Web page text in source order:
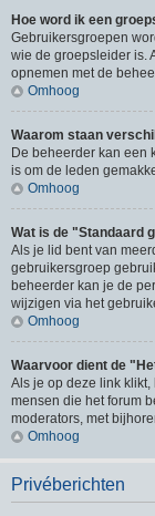
Hoe word ik een
Gebruikersgroepen
wie de groepsleider is.
opnemen met de
Omhoog
Waarom staan
De beheerder kan een
is om de leden
Omhoog
Wat is de "Standaard
Als je lid bent van
gebruikersgroep
beheerder kan je de
wijzigen via het
Omhoog
Waarvoor dient de
Als je op deze link
mensen die het forum
moderators, met
Omhoog
Privéberichten